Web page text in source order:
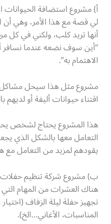
أ) مشروع استضافة الحيوانات
لي قصة مع هذا الأمر، وهي أن
أنها تريد كلب، ولكني في
“أين سوف نضعه عندما نسافر
الاهتمام به”.
مشروع مثل هذا سيحل مشاكل
اقتناء حيوانات أليفة أو لديهم
هذا المشروع يحتاج لشخص
التعامل معها بالشكل الذي
يقودهم لمزيد من التعامل
ب) مشروع شركة تنظيم حفلات
هناك العشرات من المهام
تجهيز حفلة ليلة الزفاف
المناسبات، الأغاني…الخ).